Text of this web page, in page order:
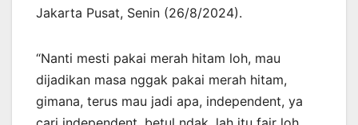
Jakarta Pusat, Senin (26/8/2024).
“Nanti mesti pakai merah hitam loh, mau
dijadikan masa nggak pakai merah hitam,
gimana, terus mau jadi apa, independent, ya